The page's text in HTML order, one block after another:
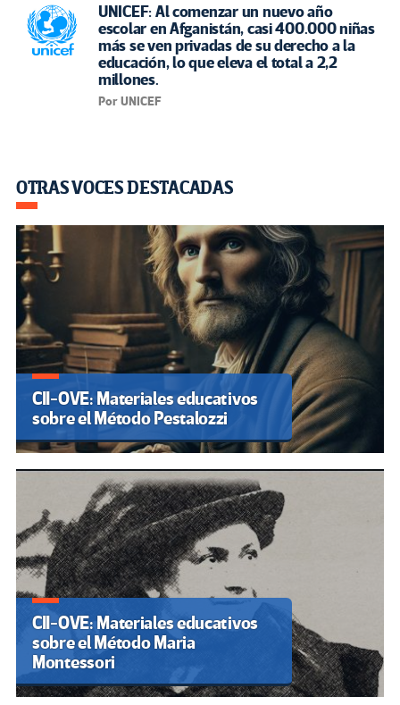
UNICEF: Al comenzar un nuevo año
escolar en Afganistán, casi 400.000 niñas
más se ven privadas de su derecho a la
educación, lo que eleva el total a 2,2
millones.
Por UNICEF
OTRAS VOCES DESTACADAS
CII-OVE: Materiales educativos
sobre el Método Pestalozzi
CII-OVE: Materiales educativos
sobre el Método Maria
Montessori